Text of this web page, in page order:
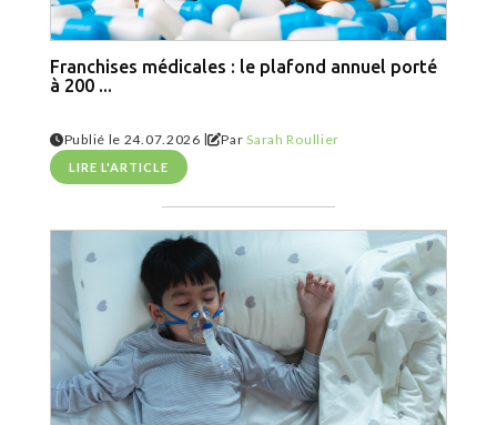
Franchises médicales : le plafond annuel porté
à 200 ...
Publié le 24.07.2026 | ParSarah Roullier
LIRE L'ARTICLE